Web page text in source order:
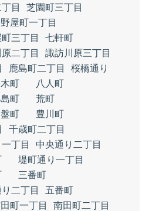
目
芝園町三丁目
屋町一丁目
三丁目
七軒町
二丁目
諏訪川原三丁目
鹿島町二丁目
桜橋通り
町
八人町
町
荒町
町
豊川町
千歳町二丁目
丁目
中央通り二丁目
堤町通り一丁目
三番町
二丁目
五番町
町一丁目
南田町二丁目